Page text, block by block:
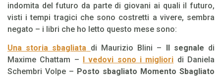
indomita del futuro da parte di giovani ai quali il futuro,
visti i tempi tragici che sono costretti a vivere, sembra
negato – i libri che ho letto questo mese sono:
Una storia sbagliata di Maurizio Blini – Il segnale di
Maxime Chattam – I vedovi sono i migliori di Daniela
Schembri Volpe – Posto sbagliato Momento Sbagliato